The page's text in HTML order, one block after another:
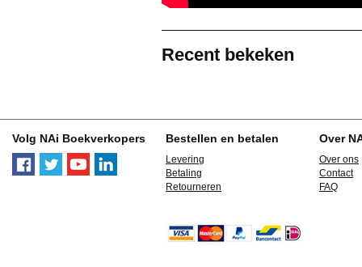
Recent bekeken
Volg NAi Boekverkopers Bestellen en betalen
Levering
Betaling
Retourneren
Over
Over ons
Contact
FAQ